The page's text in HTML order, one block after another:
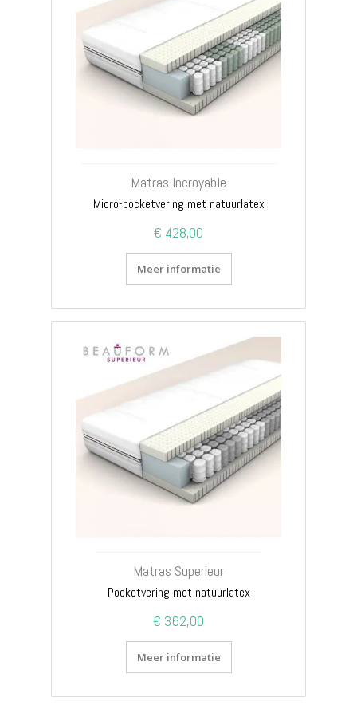
Matras Incroyable
Micro-pocketvering met natuurlatex
€ 428,00
Meer informatie
Matras Superieur
Pocketvering met natuurlatex
€ 362,00
Meer informatie